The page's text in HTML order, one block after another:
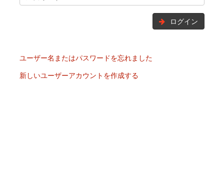
ログイン
ユーザー名またはパスワードを忘れました
新しいユーザーアカウントを作成する